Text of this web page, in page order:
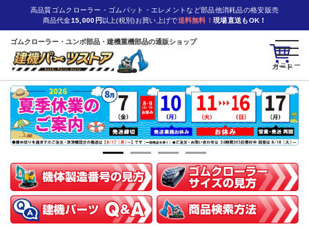
カート
高品質ゴムクローラー・ゴムパット・エレメントなど部品他消耗品の格安販売
商品代金15,000円 以上(税別)お買い上げで送料無料！ 現場直送もOK！
ゴムクローラー・ユンボ部品・建機重機部品の通販ショップ